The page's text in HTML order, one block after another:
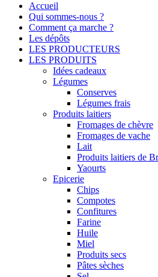
Accueil
Qui sommes-nous ?
Comment ça marche ?
Les dépôts
LES PRODUCTEURS
LES PRODUITS
Idées cadeaux
Légumes
Conserves
Légumes frais
Produits laitiers
Fromages de chèvre
Fromages de vache
Lait
Produits laitiers de
Yaourts
Epicerie
Chips
Compotes
Confitures
Farine
Huile
Miel
Produits secs
Pâtes sèches